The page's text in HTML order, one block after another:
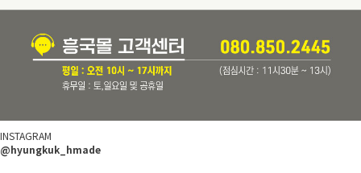
INSTAGRAM
@hyungkuk_hmade